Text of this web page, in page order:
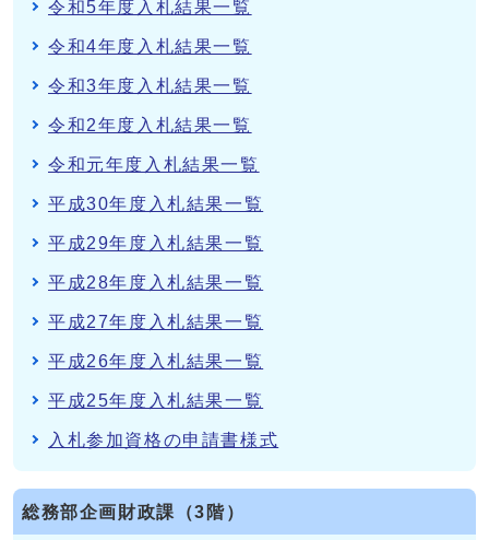
令和5年度入札結果一覧
令和4年度入札結果一覧
令和3年度入札結果一覧
令和2年度入札結果一覧
令和元年度入札結果一覧
平成30年度入札結果一覧
平成29年度入札結果一覧
平成28年度入札結果一覧
平成27年度入札結果一覧
平成26年度入札結果一覧
平成25年度入札結果一覧
入札参加資格の申請書様式
総務部企画財政課（3階）